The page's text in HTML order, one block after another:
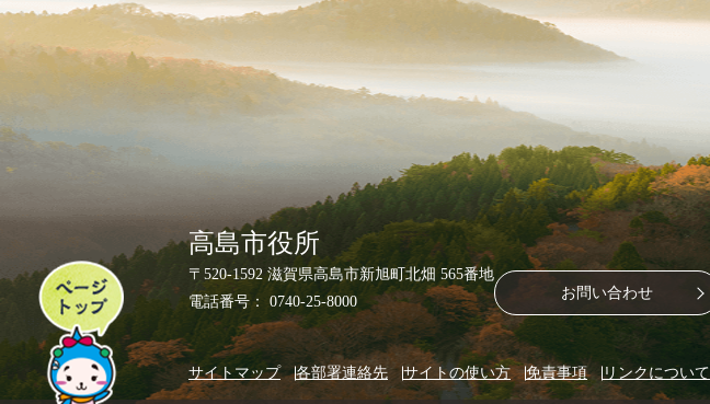
ペ
ー
ジ
ト
ッ
高島市役所
〒520-1592 滋賀県高島市新旭町北畑 565番地
電話番号： 0740-25-8000
お問い合わせ
サイトマップ 各部署連絡先 サイトの使い方 免責事項 リンクについて